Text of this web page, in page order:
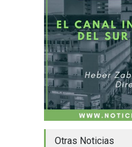
Otras Noticias